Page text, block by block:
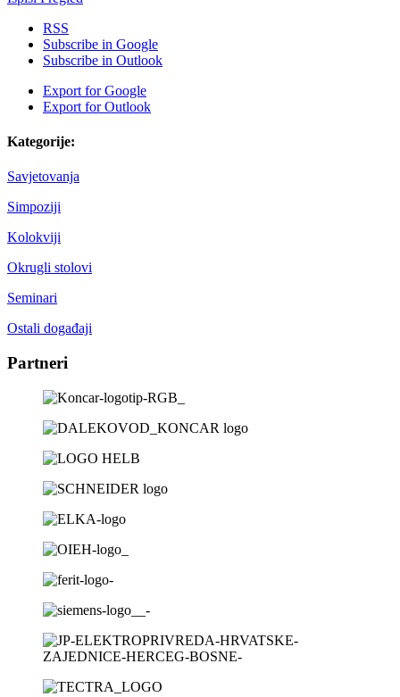
RSS
Subscribe in Google
Subscribe in Outlook
Export forGoogle
Export forOutlook
Kategorije:
Savjetovanja
Simpoziji
Kolokviji
Okrugli stolovi
Seminari
Ostali događaji
Partneri